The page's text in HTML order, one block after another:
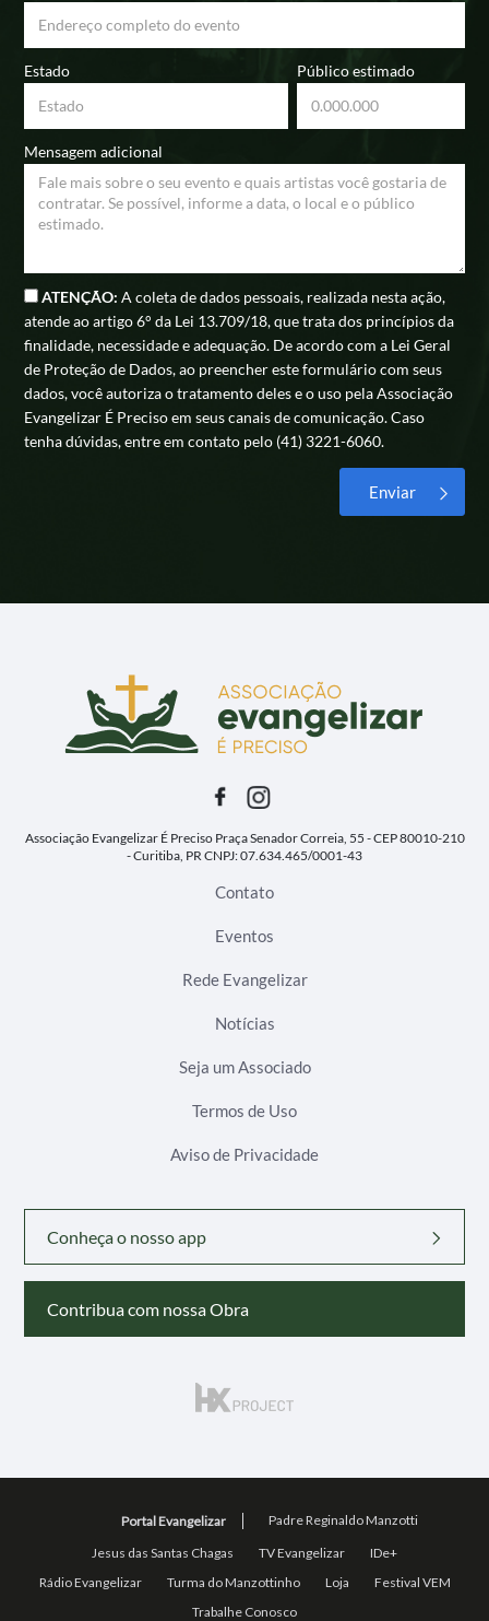
Estado Público estimado
Mensagem adicional
ATENÇÃO: A coleta de dados pessoais, realizada nesta ação,
atende ao artigo 6° da Lei 13.709/18, que trata dos princípios da
finalidade, necessidade e adequação. De acordo com a Lei Geral
de Proteção de Dados, ao preencher este formulário com seus
dados, você autoriza o tratamento deles e o uso pela Associação
Evangelizar É Preciso em seus canais de comunicação. Caso
tenha dúvidas, entre em contato pelo (41) 3221-6060.
Associação Evangelizar É PrecisoPraça Senador Correia, 55 - CEP 80010-210
- Curitiba, PR CNPJ: 07.634.465/0001-43
Contato
Eventos
Rede Evangelizar
Notícias
Seja um Associado
Termos de Uso
Aviso de Privacidade
Conheça o nosso app
Contribua com nossa Obra